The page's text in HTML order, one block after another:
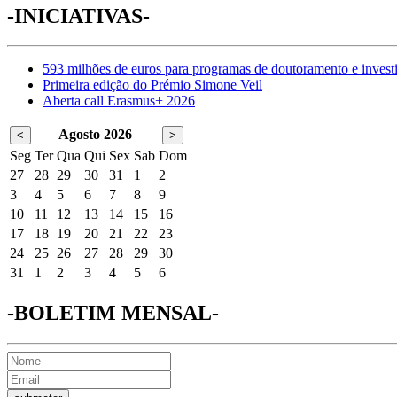
-INICIATIVAS-
593 milhões de euros para programas de doutoramento e
Primeira edição do Prémio Simone Veil
Aberta call Erasmus+ 2026
< Agosto 2026 >
Seg Ter Qua Qui Sex Sab Dom
27
28 29 30 31 1
2
3
4 5 6 7 8
9
10
11 12 13 14 15
16
17
18 19 20 21 22
23
24
25 26 27 28 29
30
31
1 2 3 4 5 6
-BOLETIM MENSAL-